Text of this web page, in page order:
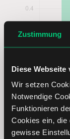
Zustimmung
Diese Webseite
Wir setzen
Notwendige
Funktionieren
Cookies ein, die
gewisse
Western
analysieren
Lernen Sie mit